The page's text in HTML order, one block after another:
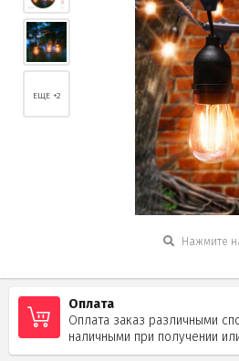
Нажмите
ЕЩЕ +2
Оплата
Оплата заказ различными
наличными при получении